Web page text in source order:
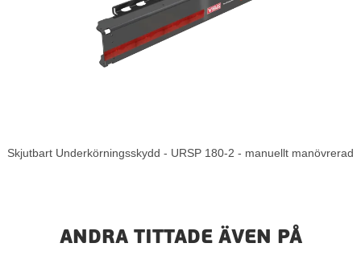
Skjutbart Underkörningsskydd - URSP 180-2 - manuellt manövrerad
ANDRA TITTADE ÄVEN PÅ